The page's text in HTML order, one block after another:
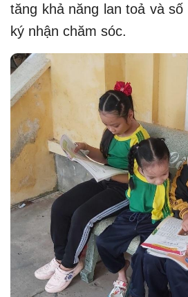
tăng khả năng lan toả và
ký nhận chăm sóc.